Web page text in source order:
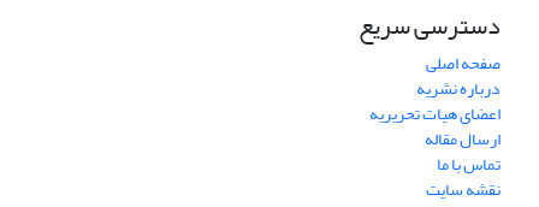
دسترسی سریع
صفحه اصلی
درباره نشریه
اعضای هیات تحریریه
ارسال مقاله
تماس با ما
نقشه سایت